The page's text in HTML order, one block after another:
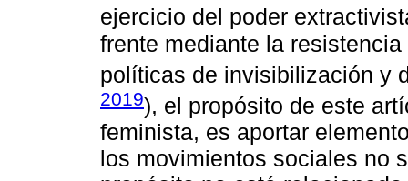
ejercicio del poder
frente mediante la
políticas de invisibilización y
2019), el propósito de este
feminista, es aportar
los movimientos sociales no